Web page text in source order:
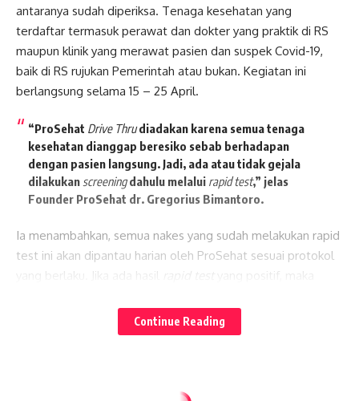
antaranya sudah diperiksa. Tenaga kesehatan yang
terdaftar termasuk perawat dan dokter yang praktik di RS
maupun klinik yang merawat pasien dan suspek Covid-19,
baik di RS rujukan Pemerintah atau bukan. Kegiatan ini
berlangsung selama 15 – 25 April.
“ProSehat Drive Thrudiadakan karena semua tenaga
kesehatan dianggap beresiko sebab berhadapan
dengan pasien langsung. Jadi, ada atau tidak gejala
dilakukan screeningdahulu melalui rapid test,” jelas
Founder ProSehat dr. Gregorius Bimantoro.
Ia menambahkan, semua nakes yang sudah melakukan rapid
test ini akan dipantau harian oleh ProSehat sesuai protokol
yang berlaku. Jika ada hasil
rapid test
yang positif, maka
nakes tesebut perlu dipastikan dengan PCR
Keempat klinik tersebut adalah Klinik Sehat Indonesia
Continue Reading